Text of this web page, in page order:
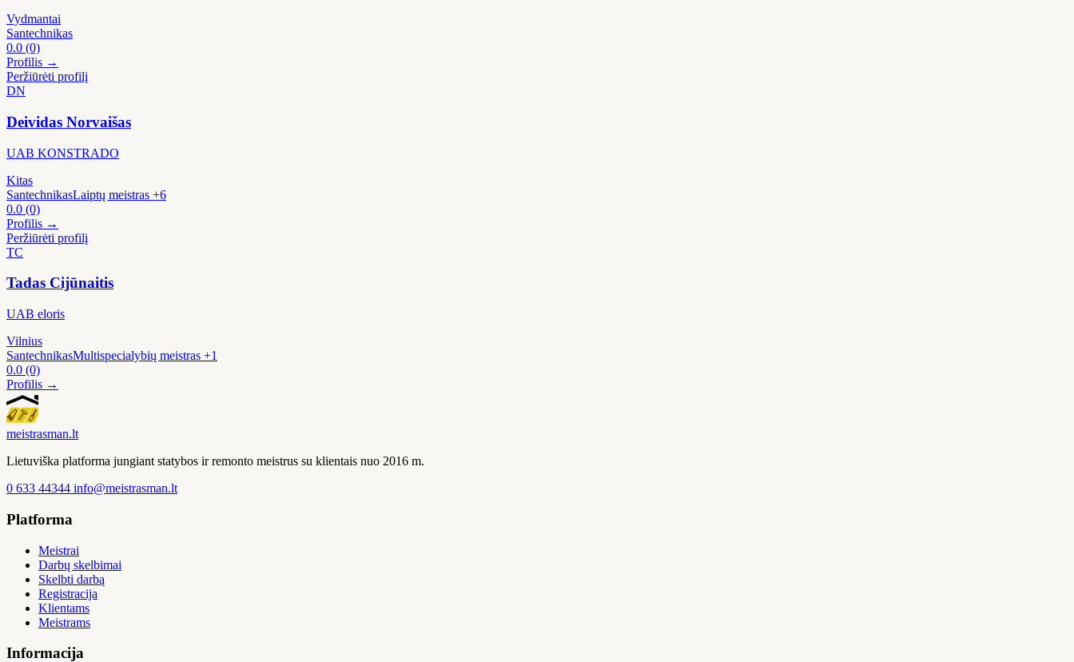
Vydmantai
Santechnikas
0.0 (0)
Profilis →
Peržiūrėti profilį
DN
Deividas Norvaišas
UAB KONSTRADO
Kitas
SantechnikasLaiptų meistras +6
0.0 (0)
Profilis →
Peržiūrėti profilį
TC
Tadas Cijūnaitis
UAB eloris
Vilnius
SantechnikasMultispecialybių meistras +1
0.0 (0)
Profilis →
meistrasman.lt
Lietuviška platforma jungiant statybos ir remonto meistrus su klientais nuo 2016 m.
0 633 44344 info@meistrasman.lt
Platforma
Meistrai
Darbų skelbimai
Skelbti darbą
Registracija
Klientams
Meistrams
Informacija